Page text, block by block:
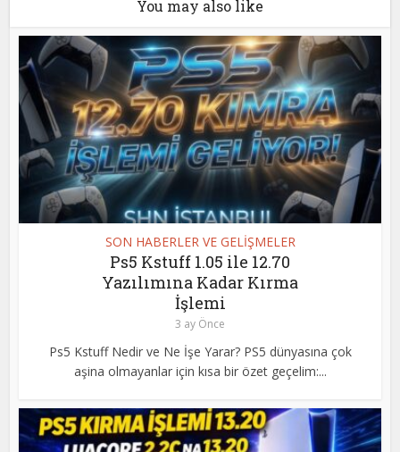
You may also like
SON HABERLER VE GELİŞMELER
Ps5 Kstuff 1.05 ile 12.70
Yazılımına Kadar Kırma
İşlemi
3 ay Önce
Ps5 Kstuff Nedir ve Ne İşe Yarar? PS5 dünyasına çok
aşina olmayanlar için kısa bir özet geçelim:...